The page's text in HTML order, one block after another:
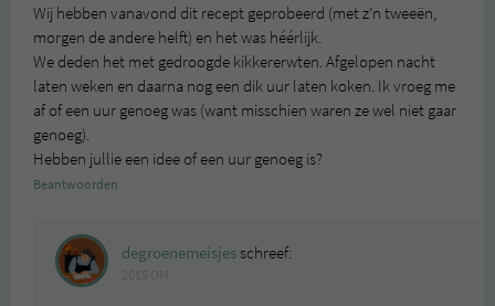
Wij hebben vanavond dit recept geprobeerd (met z’n tweeën,
morgen de andere helft) en het was héérlijk.
We deden het met gedroogde kikkererwten. Afgelopen nacht
laten weken en daarna nog een dik uur laten koken. Ik vroeg me
af of een uur genoeg was (want misschien waren ze wel niet gaar
genoeg).
Hebben jullie een idee of een uur genoeg is?
Beantwoorden
degroenemeisjesschreef: